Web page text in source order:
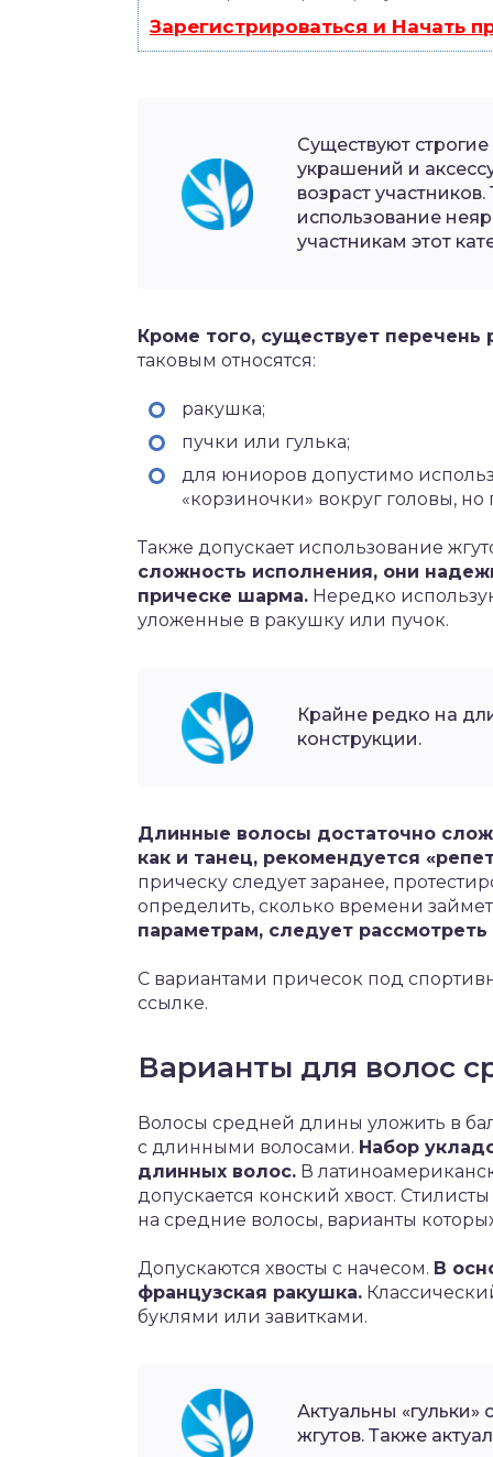
Зарегистрироваться и Начать
Существуют
украшений и
возраст
использование
участникам этот
Кроме того, существует
таковым относятся:
ракушка;
пучки или гулька;
для юниоров допустимо
«корзиночки» вокруг головы,
Также допускает использование
сложность исполнения, они
прическе шарма. Нередко
уложенные в ракушку или пучок.
Крайне редко на
конструкции.
Длинные волосы достаточно
как и танец, рекомендуется
прическу следует заранее,
определить, сколько времени
параметрам, следует
С вариантами причесок под
ссылке.
Варианты для волос
Волосы средней длины уложить в
с длинными волосами. Набор
длинных волос. В
допускается конский хвост.
на средние волосы, варианты
Допускаются хвосты с начесом. В
французская ракушка.
буклями или завитками.
Актуальны
жгутов. Также